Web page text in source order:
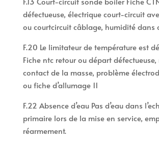
défectueuse, électrique court-circuit
ou courtcircuit câblage, humidité dans
F.20 Le limitateur de température est
Fiche ntc retour ou départ
contact de la masse, problème
ou fiche d’allumage 11
F.22 Absence d’eau Pas d’eau dans
primaire lors de la mise en service,
réarmement.